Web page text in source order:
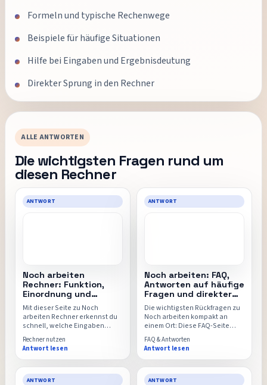
Formeln und typische Rechenwege
Beispiele für häufige Situationen
Hilfe bei Eingaben und Ergebnisdeutung
Direkter Sprung in den Rechner
ALLE ANTWORTEN
Die wichtigsten Fragen rund um
diesen Rechner
ANTWORT
Noch arbeiten
Rechner: Funktion,
Einordnung und
direkter Einstieg
Mit dieser Seite zu Noch
arbeiten Rechner erkennst du
schnell, welche Eingaben
wirklich wichtig sind, wie das
Ergebnis zu lesen ist und wann
sich der direkte Wechsel in den
Noch-arbeiten-Rechner lohnt.
Rechner nutzen
Antwort lesen
ANTWORT
Noch arbeiten: FAQ,
Antworten auf häufige
Fragen und direkter
Rechner
Die wichtigsten Rückfragen zu
Noch arbeiten kompakt an
einem Ort: Diese FAQ-Seite
beantwortet typische
Unsicherheiten rund um
Eingaben, Formeln,
Vergleichswerte und die
Aussagekraft des Ergebnisses.
FAQ & Antworten
Antwort lesen
ANTWORT ANTWORT